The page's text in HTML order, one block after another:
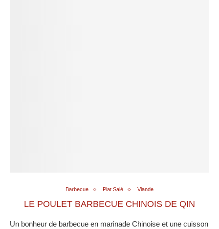
Barbecue Plat Salé Viande
LE POULET BARBECUE CHINOIS DE QIN
Un bonheur de barbecue en marinade Chinoise et une cuisson